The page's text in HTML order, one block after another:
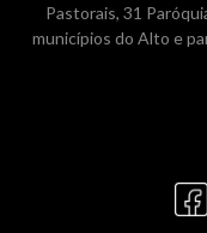
Pastorais, 31
municípios do Alto e